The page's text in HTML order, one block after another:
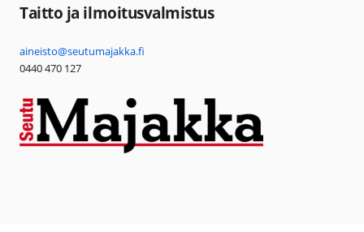
Taitto ja ilmoitusvalmistus
aineisto@seutumajakka.fi
0440 470 127